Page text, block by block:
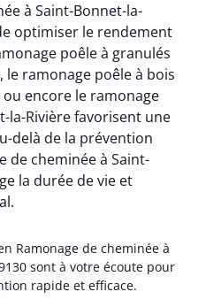
à Saint-Bonnet-la-
optimiser le rendement
poêle à granulés
le ramonage poêle à bois
encore le ramonage
la-Rivière favorisent une
delà de la prévention
de cheminée à Saint-
la durée de vie et
Ramonage de cheminée à
sont à votre écoute pour
rapide et efficace.